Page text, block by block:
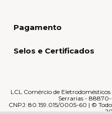
Pagamento
Selos e Certificados
LCL Comércio de
Serrarias -
CNPJ: 80.159.015/0005-60 | ©